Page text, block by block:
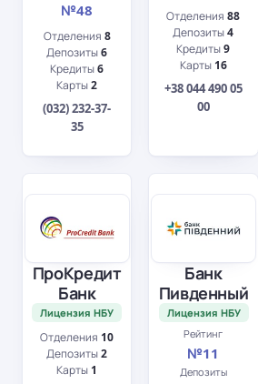
№48
Отделения 8
Депозиты6
Кредиты6
Карты2
(032) 232-37-
35
Отделения88
Депозиты4
Кредиты9
Карты 16
+38 044 490 05
00
ПроКредит
Банк
Лицензия НБУ
Отделения 10
Депозиты2
Карты 1
Банк
Пивденный
Лицензия НБУ
Рейтинг
№11
Депозиты